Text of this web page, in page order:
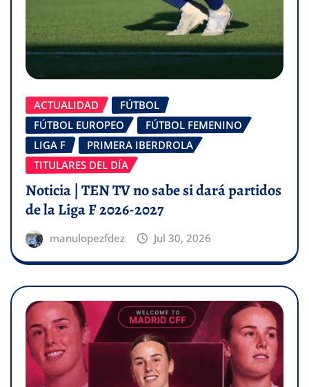
ACTUALIDAD
FÚTBOL
FÚTBOL EUROPEO
FÚTBOL FEMENINO
LIGA F
PRIMERA IBERDROLA
TITULARES DEL DÍA
Noticia | TEN TV no sabe si dará partidos
de la Liga F 2026-2027
manulopezfdez Jul 30, 2026